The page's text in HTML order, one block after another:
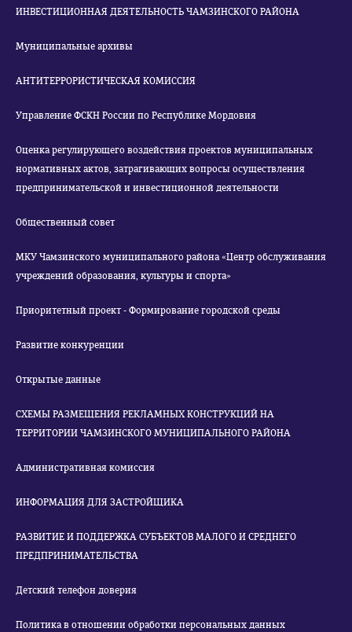
ИНВЕСТИЦИОННАЯ ДЕЯТЕЛЬНОСТЬ ЧАМЗИНСКОГО РАЙОНА
Муниципальные архивы
АНТИТЕРРОРИСТИЧЕСКАЯ КОМИССИЯ
Управление ФСКН России по Республике Мордовия
Оценка регулирующего воздействия проектов муниципальных
нормативных актов, затрагивающих вопросы осуществления
предпринимательской и инвестиционной деятельности
Общественный совет
МКУ Чамзинского муниципального района «Центр обслуживания
учреждений образования, культуры и спорта»
Приоритетный проект - Формирование городской среды
Развитие конкуренции
Открытые данные
СХЕМЫ РАЗМЕЩЕНИЯ РЕКЛАМНЫХ КОНСТРУКЦИЙ НА
ТЕРРИТОРИИ ЧАМЗИНСКОГО МУНИЦИПАЛЬНОГО РАЙОНА
Административная комиссия
ИНФОРМАЦИЯ ДЛЯ ЗАСТРОЙЩИКА
РАЗВИТИЕ И ПОДДЕРЖКА СУБЪЕКТОВ МАЛОГО И СРЕДНЕГО
ПРЕДПРИНИМАТЕЛЬСТВА
Детский телефон доверия
Политика в отношении обработки персональных данных